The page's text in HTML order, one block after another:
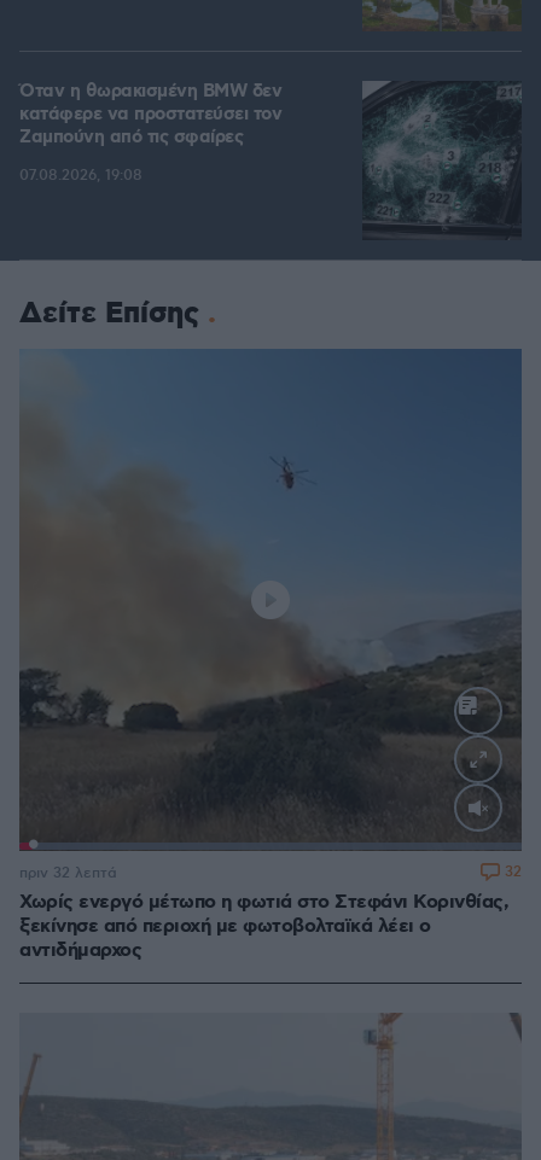
Όταν η θωρακισμένη BMW δεν
κατάφερε να προστατεύσει τον
Ζαμπούνη από τις σφαίρες
07.08.2026, 19:08
Δείτε Επίσης
Loaded:
Χωρίς ενεργό μέτωπο η φωτιά στο Στεφάνι Κορινθίας,
ξεκίνησε από περιοχή με φωτοβολταϊκά λέει ο
αντιδήμαρχος
πριν 32 λεπτά 32